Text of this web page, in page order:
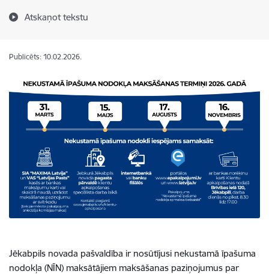
Atskaņot tekstu
Publicēts: 10.02.2026.
Jēkabpils novada pašvaldība ir nosūtījusi nekustamā īpašuma
nodokļa (NĪN) maksātājiem maksāšanas paziņojumus par